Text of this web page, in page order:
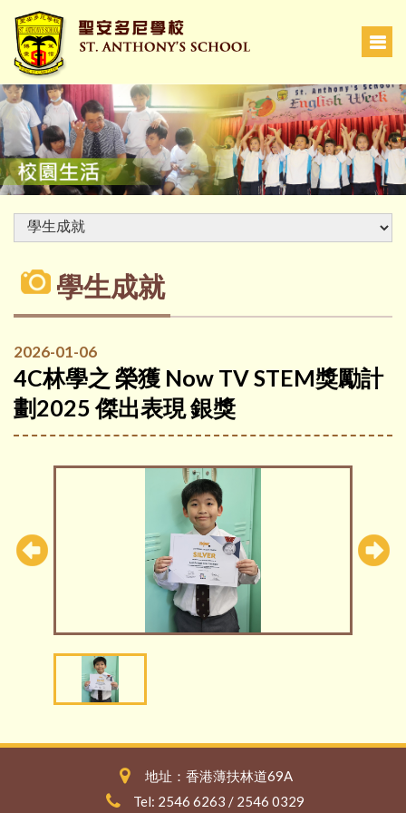
學生成就
2026-01-06
4C林學之 榮獲 Now TV STEM獎勵計
劃2025 傑出表現 銀獎
地址：香港薄扶林道69A
Tel: 2546 6263 / 2546 0329